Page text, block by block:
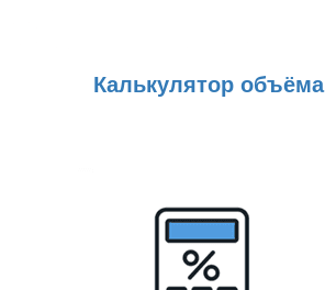
Калькулятор объёма